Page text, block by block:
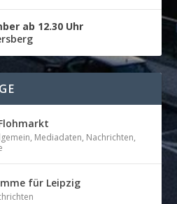
ab 12.30 Uhr
, Mediadaten, Nachrichten,
für Leipzig